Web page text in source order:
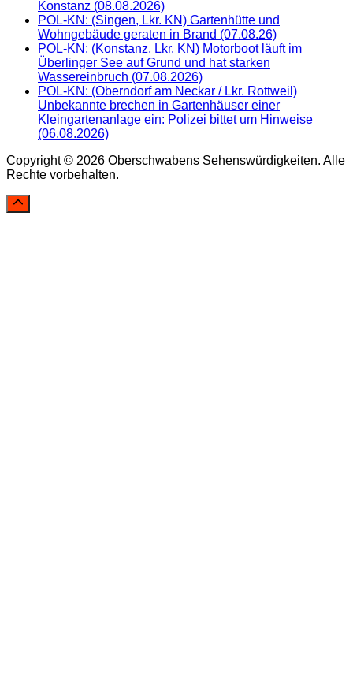
Konstanz (08.08.2026)
POL-KN: (Singen, Lkr. KN) Gartenhütte und
Wohngebäude geraten in Brand (07.08.26)
POL-KN: (Konstanz, Lkr. KN) Motorboot läuft im
Überlinger See auf Grund und hat starken
Wassereinbruch (07.08.2026)
POL-KN: (Oberndorf am Neckar / Lkr. Rottweil)
Unbekannte brechen in Gartenhäuser einer
Kleingartenanlage ein: Polizei bittet um Hinweise
(06.08.2026)
Copyright © 2026 Oberschwabens Sehenswürdigkeiten. Alle
Rechte vorbehalten.